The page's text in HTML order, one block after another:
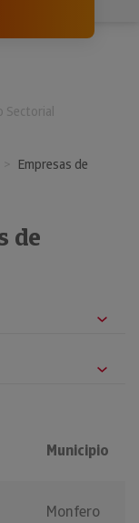
Sectorial
Empresas de
de
Municipio
Monfero